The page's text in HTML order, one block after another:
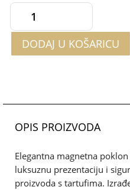
Magnetna
poklon
kutija
DODAJ U KOŠARICU
OPIS PROIZVODA
Elegantna magnetna
luksuznu prezentaciju i
proizvoda s tartufima.